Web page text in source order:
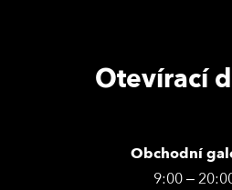
Otevírací
Obchodní
9:00 –